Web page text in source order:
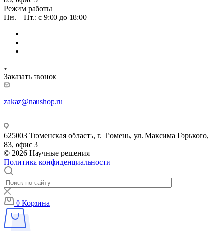
Режим работы
Пн. – Пт.: с 9:00 до 18:00
Заказать звонок
zakaz@naushop.ru
625003 Тюменская область, г. Тюмень, ул. Максима Горького,
83, офис 3
© 2026 Научные решения
Политика конфиденциальности
0 Корзина